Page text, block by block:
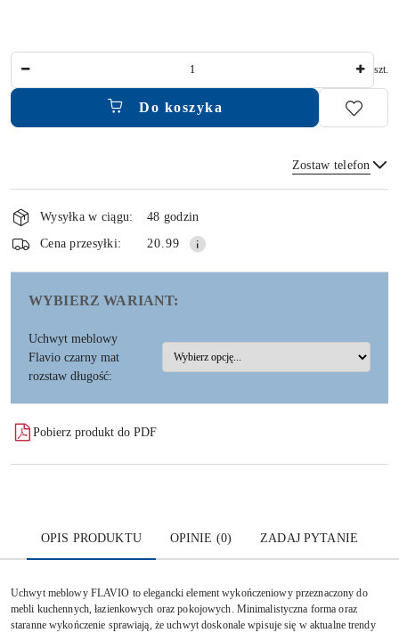
szt.
Do koszyka
Zostaw telefon
Wyślij
Dostępność
i
dostawa
Wysyłka w ciągu:
48 godzin
Cena przesyłki:
20.99
WYBIERZ WARIANT:
Uchwyt meblowy
Flavio czarny mat
rozstaw długość:
Pobierz produkt do PDF
OPIS PRODUKTU OPINIE (0) ZADAJ PYTANIE
Uchwyt meblowy FLAVIO to elegancki element wykończeniowy przeznaczony do
mebli kuchennych, łazienkowych oraz pokojowych. Minimalistyczna forma oraz
staranne wykończenie sprawiają, że uchwyt doskonale wpisuje się w aktualne trendy